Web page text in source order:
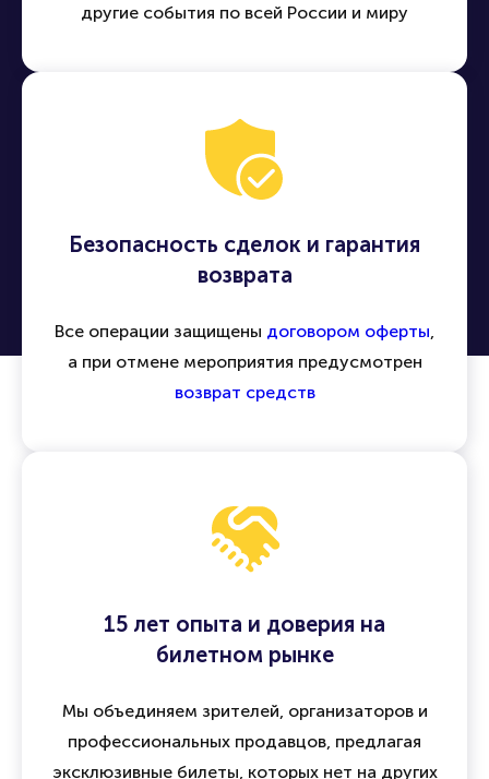
другие события по всей России и миру
Безопасность сделок и гарантия
возврата
Все операции защищены договором оферты,
а при отмене мероприятия предусмотрен
возврат средств
15 лет опыта и доверия на
билетном рынке
Мы объединяем зрителей, организаторов и
профессиональных продавцов, предлагая
эксклюзивные билеты, которых нет на других